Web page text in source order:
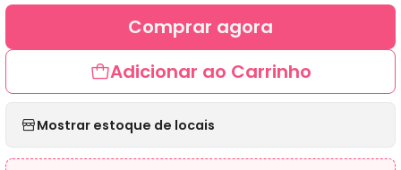
Adicionar ao Carrinho
Comprar agora
Mostrar estoque de locais